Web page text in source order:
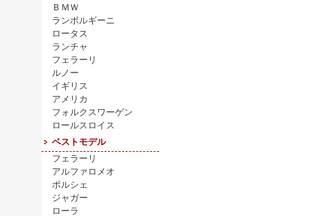
ＢＭＷ
ランボルギーニ
ロータス
ランチャ
フェラーリ
ルノー
イギリス
アメリカ
フォルクスワーゲン
ロールスロイス
ベストモデル
フェラーリ
アルファロメオ
ポルシェ
ジャガー
ローラ